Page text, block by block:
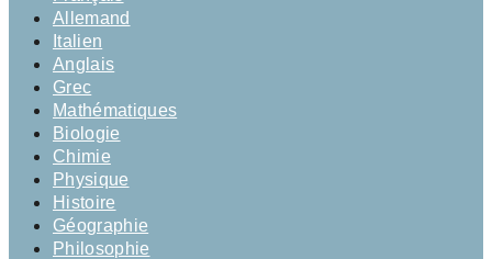
Allemand
Italien
Anglais
Grec
Mathématiques
Biologie
Chimie
Physique
Histoire
Géographie
Philosophie